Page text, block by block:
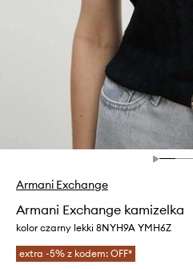
Armani Exchange
Armani Exchange kamizelka
kolor czarny lekki 8NYH9A YMH6Z
extra -5% z kodem: OFF*